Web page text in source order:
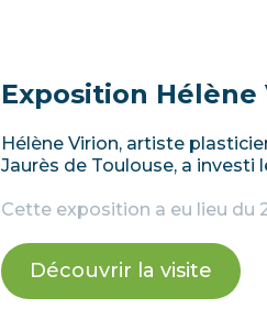
Exposition Hélène
Hélène Virion, artiste
Jaurès de Toulouse, a investi
Cette exposition a eu lieu du
Découvrir la visite